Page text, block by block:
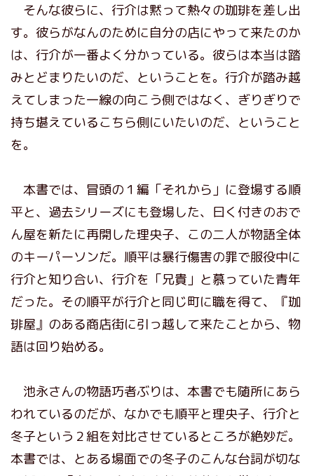
そんな彼らに、行介は黙って熱々の珈琲を差し出
す。彼らがなんのために自分の店にやって来たのか
は、行介が一番よく分かっている。彼らは本当は踏
みとどまりたいのだ、ということを。行介が踏み越
えてしまった一線の向こう側ではなく、ぎりぎりで
持ち堪えているこちら側にいたいのだ、ということ
を。
本書では、冒頭の１編「それから」に登場する順
平と、過去シリーズにも登場した、曰く付きのおで
ん屋を新たに再開した理央子、この二人が物語全体
のキーパーソンだ。順平は暴行傷害の罪で服役中に
行介と知り合い、行介を「兄貴」と慕っていた青年
だった。その順平が行介と同じ町に職を得て、『珈
琲屋』のある商店街に引っ越して来たことから、物
語は回り始める。
池永さんの物語巧者ぶりは、本書でも随所にあら
われているのだが、なかでも順平と理央子、行介と
冬子という２組を対比させているところが絶妙だ。
本書では、とある場面での冬子のこんな台詞が切な